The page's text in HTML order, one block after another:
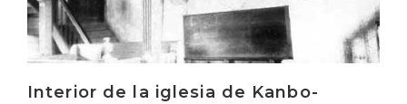
Interior de la iglesia de Kanbo-